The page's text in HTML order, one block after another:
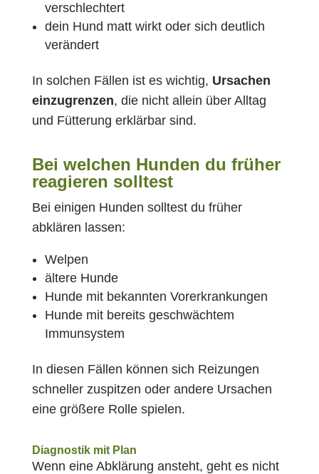
verschlechtert
dein Hund matt wirkt oder sich deutlich
verändert
In solchen Fällen ist es wichtig, Ursachen
einzugrenzen, die nicht allein über Alltag
und Fütterung erklärbar sind.
Bei welchen Hunden du früher
reagieren solltest
Bei einigen Hunden solltest du früher
abklären lassen:
Welpen
ältere Hunde
Hunde mit bekannten Vorerkrankungen
Hunde mit bereits geschwächtem
Immunsystem
In diesen Fällen können sich Reizungen
schneller zuspitzen oder andere Ursachen
eine größere Rolle spielen.
Diagnostik mit Plan
Wenn eine Abklärung ansteht, geht es nicht